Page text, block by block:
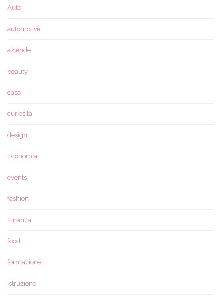
Auto
automotive
aziende
beauty
casa
curiosità
design
Economia
events
fashion
Finanza
food
formazione
istruzione